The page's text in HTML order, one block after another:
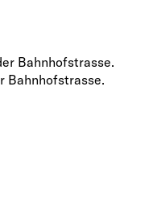
Bahnhofstrasse.
Bahnhofstrasse.